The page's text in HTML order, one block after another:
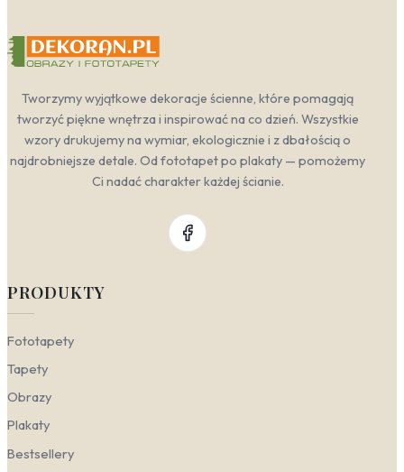
Tworzymy wyjątkowe dekoracje ścienne, które pomagają
tworzyć piękne wnętrza i inspirować na co dzień. Wszystkie
wzory drukujemy na wymiar, ekologicznie i z dbałością o
najdrobniejsze detale. Od fototapet po plakaty — pomożemy
Ci nadać charakter każdej ścianie.
PRODUKTY
Fototapety
Tapety
Obrazy
Plakaty
Bestsellery